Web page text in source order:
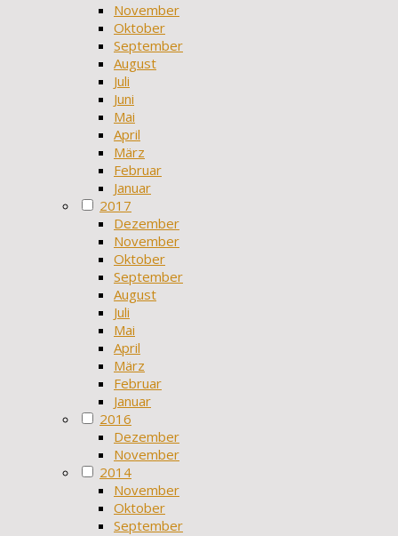
November
Oktober
September
August
Juli
Juni
Mai
April
März
Februar
Januar
2017
Dezember
November
Oktober
September
August
Juli
Mai
April
März
Februar
Januar
2016
Dezember
November
2014
November
Oktober
September